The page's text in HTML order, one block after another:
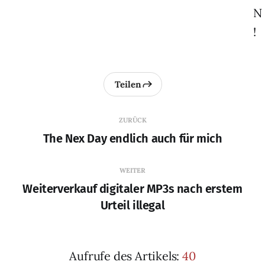
N
!
ZURÜCK
The Nex Day endlich auch für mich
Teilen
WEITER
Weiterverkauf digitaler MP3s nach erstem
Urteil illegal
Aufrufe des Artikels: 40